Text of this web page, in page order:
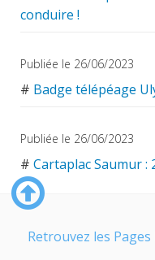
conduire !
Publiée le 26/06/2023
# Badge télépéage
Publiée le 26/06/2023
# Cartaplac Saumur :
collection
Retrouvez les Pages